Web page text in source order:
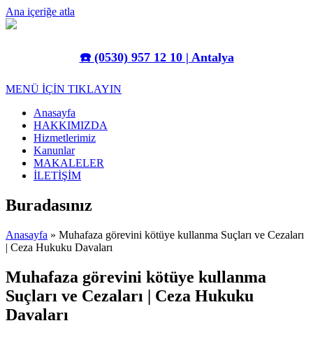
Ana içeriğe atla
☎️ (0530) 957 12 10 | Antalya
MENÜ İÇİN TIKLAYIN
Anasayfa
HAKKIMIZDA
Hizmetlerimiz
Kanunlar
MAKALELER
İLETİŞİM
Buradasınız
Anasayfa » Muhafaza görevini kötüye kullanma Suçları ve Cezaları
| Ceza Hukuku Davaları
Muhafaza görevini kötüye kullanma
Suçları ve Cezaları | Ceza Hukuku
Davaları